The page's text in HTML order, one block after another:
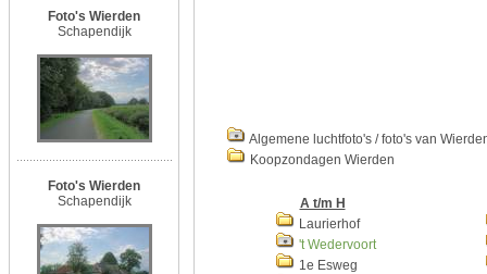
Foto's Wierden
Schapendijk
Foto's Wierden
Schapendijk
Algemene luchtfoto's / foto's van
Koopzondagen Wierden
A t/m H
Laurierhof
't Wedervoort
1e Esweg